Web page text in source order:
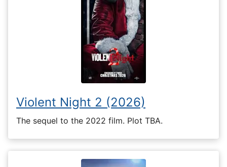
Violent Night 2 (2026)
The sequel to the 2022 film. Plot TBA.